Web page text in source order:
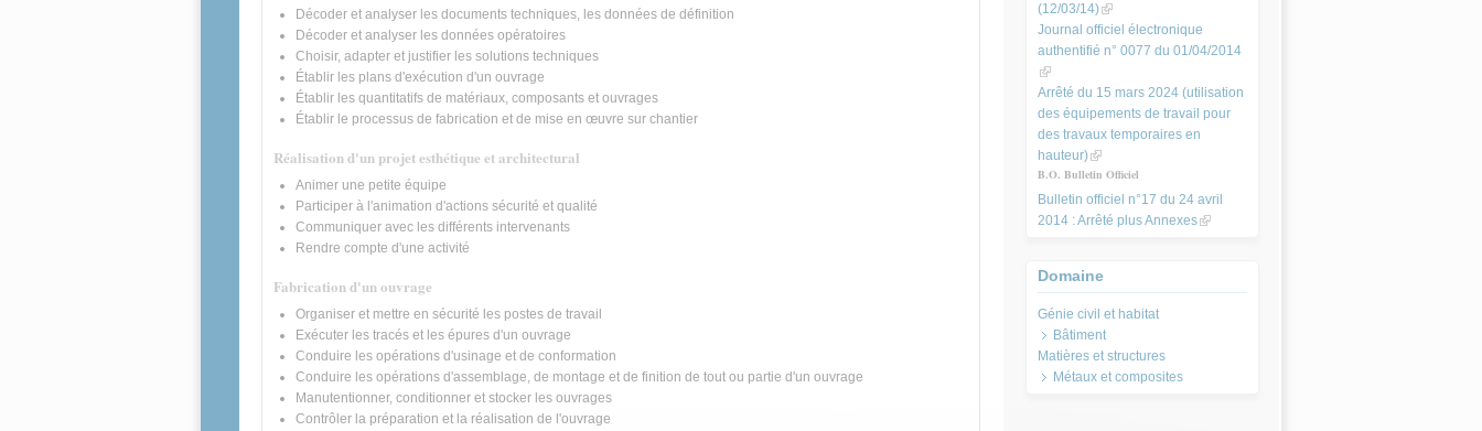
Décoder et analyser les documents techniques, les données de définition
Décoder et analyser les données opératoires
Choisir, adapter et justifier les solutions techniques
Établir les plans d'exécution d'un ouvrage
Établir les quantitatifs de matériaux, composants et ouvrages
Établir le processus de fabrication et de mise en œuvre sur chantier
Réalisation d'un projet esthétique et architectural
Animer une petite équipe
Participer à l'animation d'actions sécurité et qualité
Communiquer avec les différents intervenants
Rendre compte d'une activité
Fabrication d'un ouvrage
Organiser et mettre en sécurité les postes de travail
Exécuter les tracés et les épures d'un ouvrage
Conduire les opérations d'usinage et de conformation
Conduire les opérations d'assemblage, de montage et de finition de tout ou partie d'un ouvrage
Manutentionner, conditionner et stocker les ouvrages
Contrôler la préparation et la réalisation de l'ouvrage
(12/03/14)(link is external)
Journal officiel électronique
authentifié n° 0077 du 01/04/2014
(link is external)
Arrêté du 15 mars 2024 (utilisation
des équipements de travail pour
des travaux temporaires en
hauteur)(link is external)
B.O. Bulletin Officiel
Bulletin officiel n°17 du 24 avril
2014 : Arrêté plus Annexes(link is
Domaine
Bâtiment
Métaux et composites